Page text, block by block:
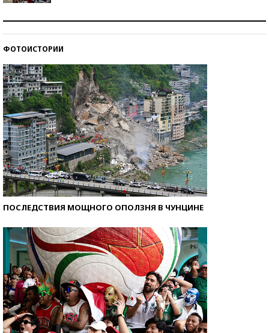
ФОТОИСТОРИИ
ПОСЛЕДСТВИЯ МОЩНОГО ОПОЛЗНЯ В ЧУНЦИНЕ